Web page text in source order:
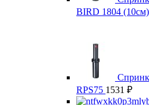
BIRD 1804 (10см)
RPS75 1531 ₽